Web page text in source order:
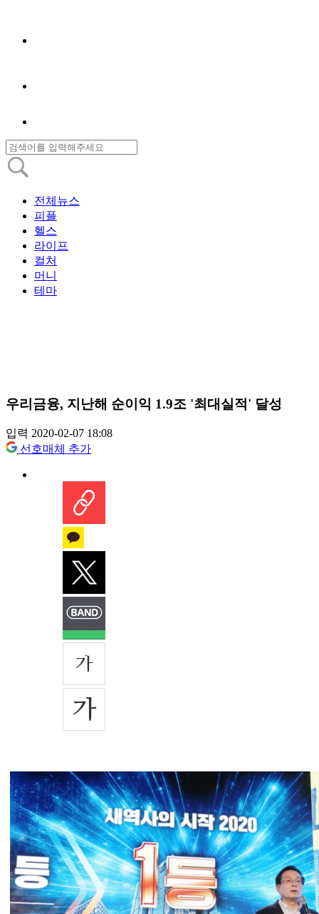
전체뉴스
피플
헬스
라이프
컬처
머니
테마
우리금융, 지난해 순이익 1.9조 '최대실적' 달성
입력 2020-02-07 18:08
선호매체 추가